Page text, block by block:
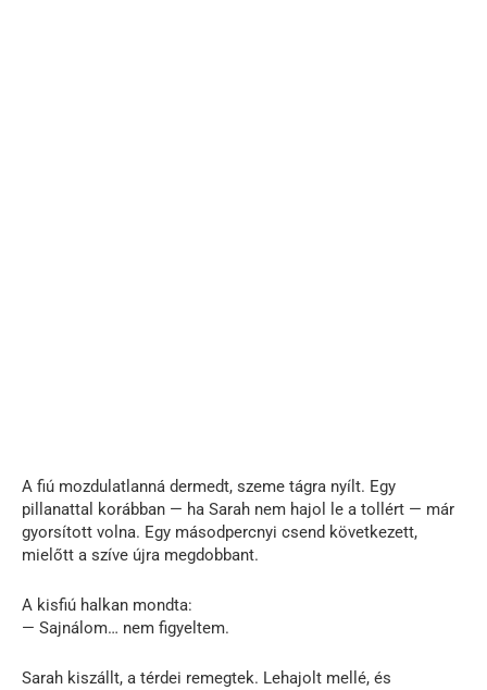
A fiú mozdulatlanná dermedt, szeme tágra nyílt. Egy
pillanattal korábban — ha Sarah nem hajol le a tollért — már
gyorsított volna. Egy másodpercnyi csend következett,
mielőtt a szíve újra megdobbant.
A kisfiú halkan mondta:
— Sajnálom… nem figyeltem.
Sarah kiszállt, a térdei remegtek. Lehajolt mellé, és